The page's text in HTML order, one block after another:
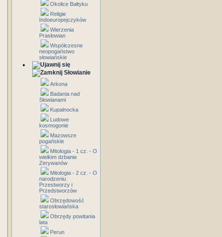
Okolice Bałtyku
Religie
Indoeuropejczyków
Wierzenia
Prasłowian
Współczesne
neopogaństwo
słowiańskie
Słowianie
Arkona
Badania nad
Słowianami
Kupalnocka
Ludowe
kosmogonie
Mazowsze
pogańskie
Mitologia - 1 cz. - O
wielkim dzbanie
Zerywanów
Mitologia - 2 cz. - O
narodzeniu
Przestworzy i
Przedstworzów
Obrzędowość
starosłowiańska
Obrzędy powitania
lata
Perun